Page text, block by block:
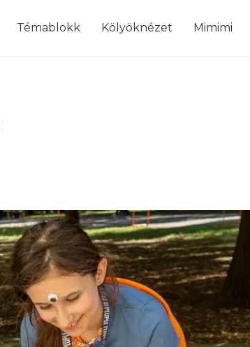
Témablokk Kölyöknézet Mimimi